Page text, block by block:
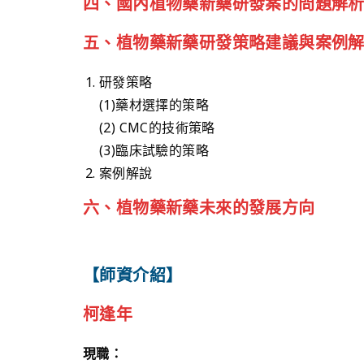
五、植物藥新藥研發策略建議與案例
研發策略
(1)藥材選擇的策略
(2) CMC的技術策略
(3)臨床試驗的策略
案例解說
六、植物藥新藥未來的發展方向
【師資介紹】
柯逢年
現職：